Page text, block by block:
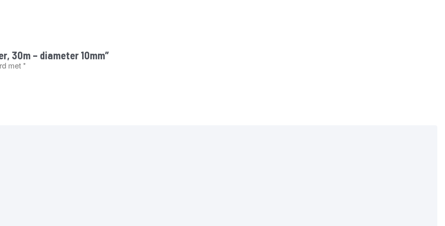
30m – diameter 10mm”
met*